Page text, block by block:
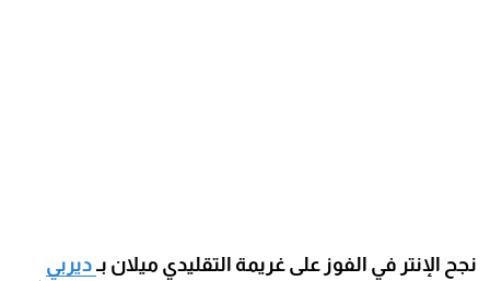
نجح الإنتر في الفوز على غريمة التقليدي ميلان بـ ديربي